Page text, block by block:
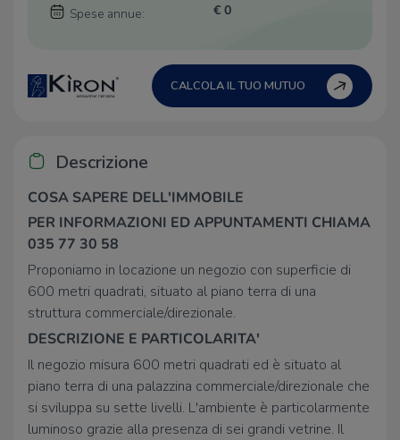
Spese annue:
€ 0
CALCOLA IL TUO MUTUO
Descrizione
COSA SAPERE DELL'IMMOBILE
PER INFORMAZIONI ED APPUNTAMENTI CHIAMA
035 77 30 58
Proponiamo in locazione un negozio con superficie di
600 metri quadrati, situato al piano terra di una
struttura commerciale/direzionale.
DESCRIZIONE E PARTICOLARITA'
Il negozio misura 600 metri quadrati ed è situato al
piano terra di una palazzina commerciale/direzionale che
si sviluppa su sette livelli. L'ambiente è particolarmente
luminoso grazie alla presenza di sei grandi vetrine. Il